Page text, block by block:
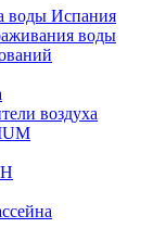
воды Испания
воды
воздуха